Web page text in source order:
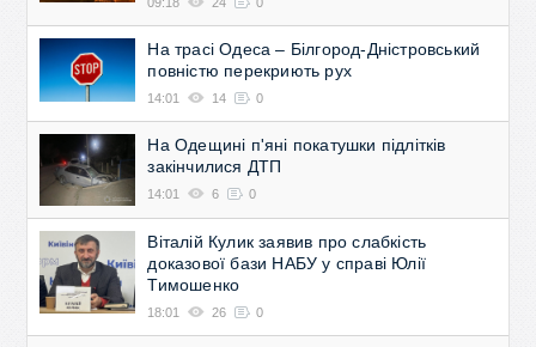
На трасі Одеса – Білгород-Дністровський
повністю перекриють рух
14:01 14 0
На Одещині п'яні покатушки підлітків
закінчилися ДТП
14:01 6 0
Віталій Кулик заявив про слабкість
доказової бази НАБУ у справі Юлії
Тимошенко
18:01 26 0